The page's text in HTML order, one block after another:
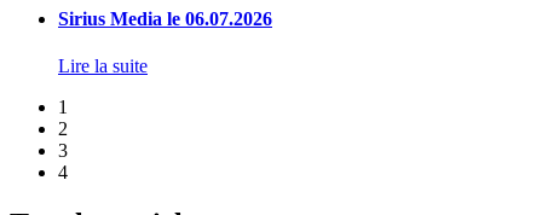
Sirius Media le 06.07.2026
Lire la suite
1
2
3
4